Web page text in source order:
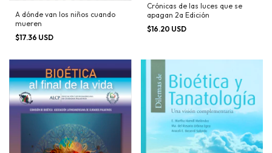
A dónde van los niños cuando
mueren
$17.36 USD
Crónicas de las luces que se
apagan 2a Edición
$16.20 USD